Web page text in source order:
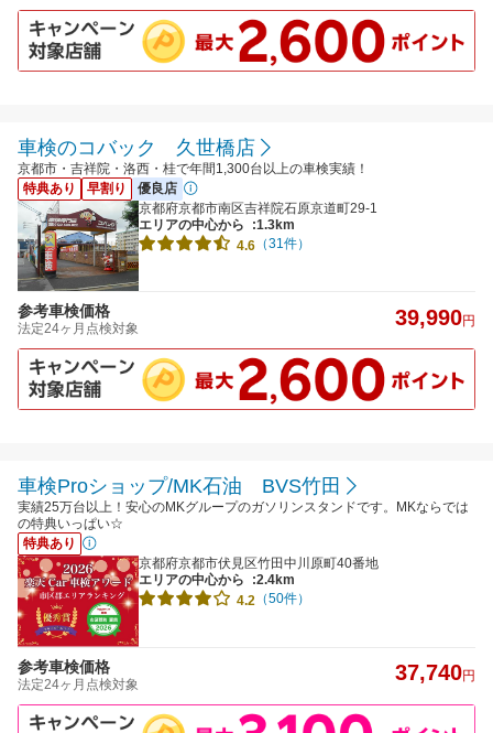
車検のコバック 久世橋店
京都市・吉祥院・洛西・桂で年間1,300台以上の車検実績！
特典あり
早割り
優良店
京都府京都市南区吉祥院石原京道町29-1
エリアの中心から
:1.3km
4.6 （31件）
参考車検価格
法定24ヶ月点検対象 39,990円
車検Proショップ/MK石油 BVS竹田
実績25万台以上！安心のMKグループのガソリンスタンドです。MKならでは
の特典いっぱい☆
特典あり
京都府京都市伏見区竹田中川原町40番地
エリアの中心から
:2.4km
4.2 （50件）
参考車検価格
法定24ヶ月点検対象 37,740円